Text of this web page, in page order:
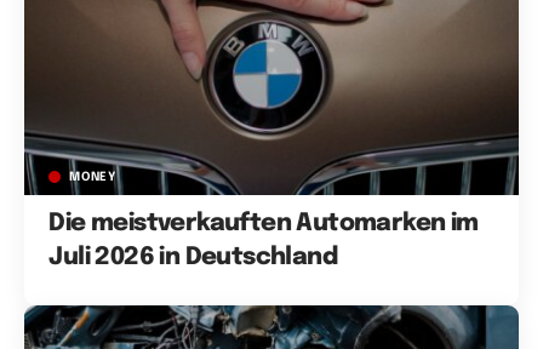
MONEY
Die meistverkauften Automarken im
Juli 2026 in Deutschland